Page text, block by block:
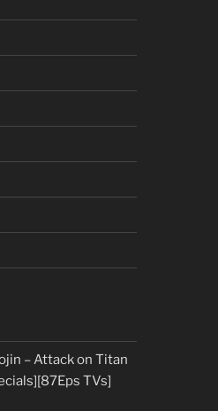
– Attack on Titan
TVs]